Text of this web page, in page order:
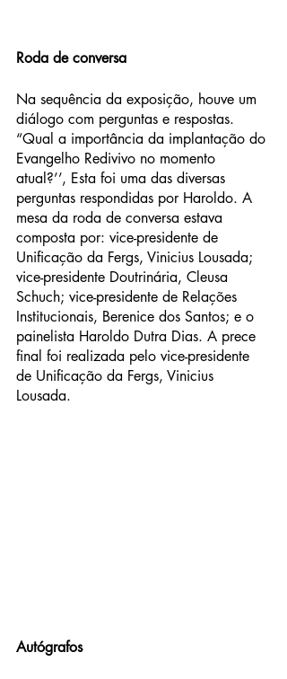
Roda de conversa
Na sequência da exposição, houve um
diálogo com perguntas e respostas.
“Qual a importância da implantação do
Evangelho Redivivo no momento
atual?’’, Esta foi uma das diversas
perguntas respondidas por Haroldo. A
mesa da roda de conversa estava
composta por: vice-presidente de
Unificação da Fergs, Vinicius Lousada;
vice-presidente Doutrinária, Cleusa
Schuch; vice-presidente de Relações
Institucionais, Berenice dos Santos; e o
painelista Haroldo Dutra Dias. A prece
final foi realizada pelo vice-presidente
de Unificação da Fergs, Vinicius
Lousada.
Autógrafos